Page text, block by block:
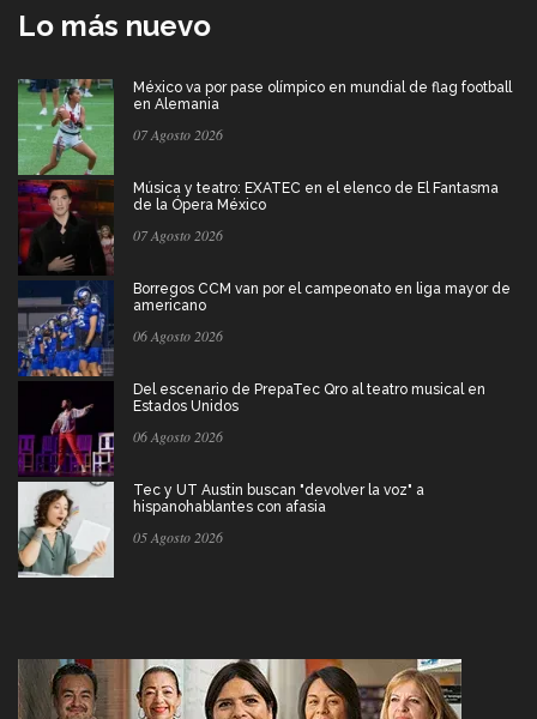
Lo más nuevo
México va por pase olímpico en mundial de flag football
en Alemania
07 Agosto 2026
Música y teatro: EXATEC en el elenco de El Fantasma
de la Ópera México
07 Agosto 2026
Borregos CCM van por el campeonato en liga mayor de
americano
06 Agosto 2026
Del escenario de PrepaTec Qro al teatro musical en
Estados Unidos
06 Agosto 2026
Tec y UT Austin buscan "devolver la voz" a
hispanohablantes con afasia
05 Agosto 2026